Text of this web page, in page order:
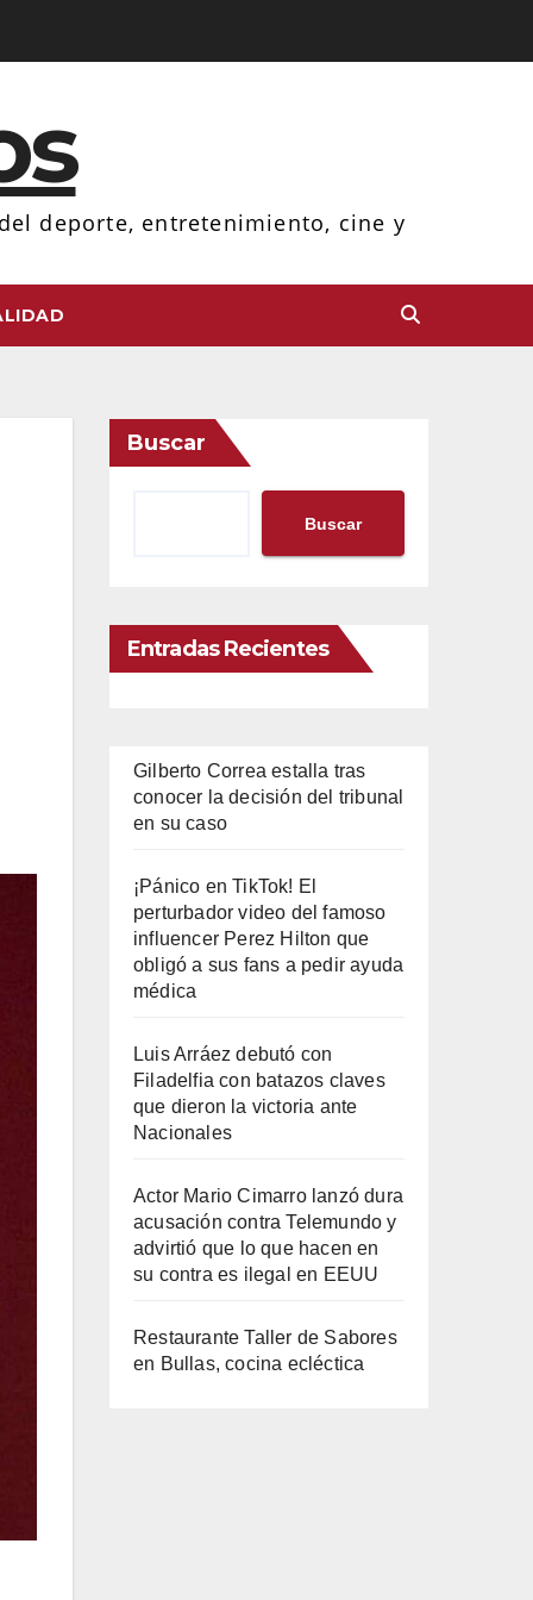
deporte, entretenimiento, cine y
Buscar
Buscar
Entradas Recientes
Gilberto Correa estalla tras
conocer la decisión del tribunal
en su caso
¡Pánico en TikTok! El
perturbador video del famoso
influencer Perez Hilton que
obligó a sus fans a pedir ayuda
médica
Luis Arráez debutó con
Filadelfia con batazos claves
que dieron la victoria ante
Nacionales
Actor Mario Cimarro lanzó dura
acusación contra Telemundo y
advirtió que lo que hacen en
su contra es ilegal en EEUU
Restaurante Taller de Sabores
en Bullas, cocina ecléctica